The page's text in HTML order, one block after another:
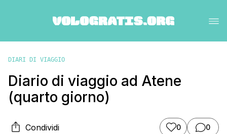
DIARI DI VIAGGIO
Diario di viaggio ad Atene
(quarto giorno)
Condividi 0 0